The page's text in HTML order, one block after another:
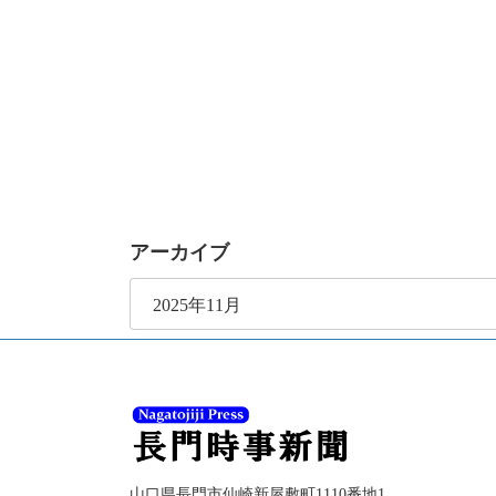
アーカイブ
ア
イ